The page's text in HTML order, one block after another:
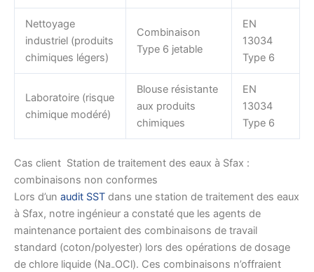
Nettoyage
industriel (produits
chimiques légers)
Combinaison
Type 6 jetable
EN
13034
Type 6
Laboratoire (risque
chimique modéré)
Blouse résistante
aux produits
chimiques
EN
13034
Type 6
Cas client Station de traitement des eaux à Sfax :
combinaisons non conformes
Lors d’un audit SST dans une station de traitement des eaux
à Sfax, notre ingénieur a constaté que les agents de
maintenance portaient des combinaisons de travail
standard (coton/polyester) lors des opérations de dosage
de chlore liquide (Na₋OCl). Ces combinaisons n’offraient